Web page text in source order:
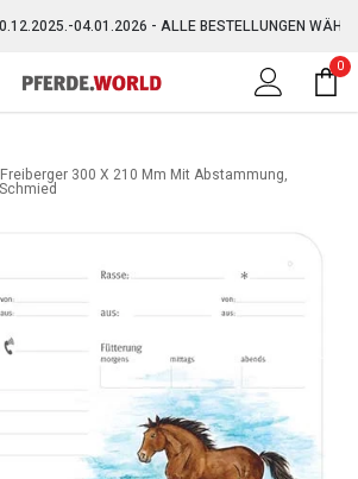
04.01.2026 - ALLE BESTELLUNGEN
AB 150,-€ (AUSGENOMMEN SPERRGUT)
0
300 X 210 Mm Mit Abstammung,